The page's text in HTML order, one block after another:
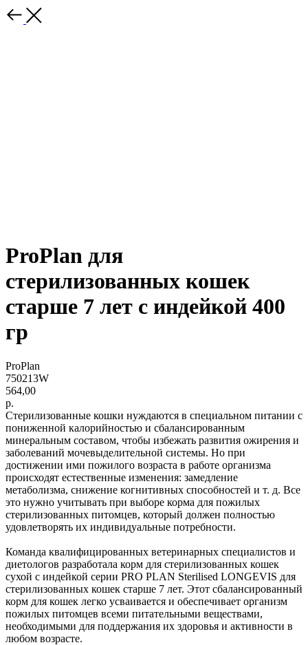
ProPlan для
стерилизованных кошек
старше 7 лет с индейкой 400
гр
ProPlan
750213W
564,00
р.
Стерилизованные кошки нуждаются в специальном питании с
пониженной калорийностью и сбалансированным
минеральным составом, чтобы избежать развития ожирения и
заболеваний мочевыделительной системы. Но при
достижении ими пожилого возраста в работе организма
происходят естественные изменения: замедление
метаболизма, снижение когнитивных способностей и т. д. Все
это нужно учитывать при выборе корма для пожилых
стерилизованных питомцев, который должен полностью
удовлетворять их индивидуальные потребности.
Команда квалифицированных ветеринарных специалистов и
диетологов разработала корм для стерилизованных кошек
сухой с индейкой серии PRO PLAN Sterilised LONGEVIS для
стерилизованных кошек старше 7 лет. Этот сбалансированный
корм для кошек легко усваивается и обеспечивает организм
пожилых питомцев всеми питательными веществами,
необходимыми для поддержания их здоровья и активности в
любом возрасте.